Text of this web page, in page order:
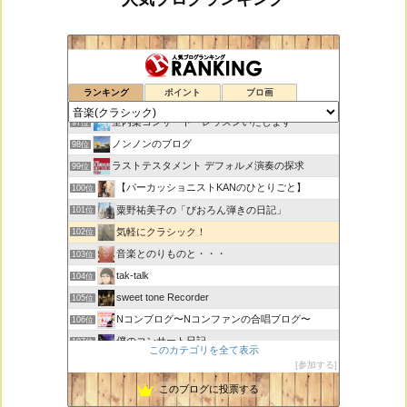
ランキング ポイント ブロ画
鑑賞空間・忘れられない作品
96位 思えば遠くへ来たもんだ
97位 室内楽コンサート・レッスンいたします
98位 ノンノンのブログ
99位 ラストテスタメント デフォルメ演奏の探求
100位 【パーカッショニストKANのひとりごと】
101位 粟野祐美子の「びおろん弾きの日記」
102位 気軽にクラシック！
103位 音楽とのりものと・・・
104位 tak-talk
105位 sweet tone Recorder
106位 Nコンブログ〜Nコンファンの合唱ブログ〜
107位 僕のコンサート日記
江南 永正寺 コンサート・イベント・行事のお知らせ
109位 ＶＩＮＹＬ ＪＵＮＫＹ
このカテゴリを全て表示
参加する
このブログに投票する